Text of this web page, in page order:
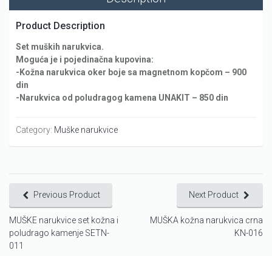
Product Description
Set muških narukvica.
Moguća je i pojedinačna kupovina:
-Kožna narukvica oker boje sa magnetnom kopčom – 900
din
-Narukvica od poludragog kamena UNAKIT – 850 din
Category: Muške narukvice
Previous Product
MUŠKE narukvice set kožna i
poludrago kamenje SETN-
011
Next Product
MUŠKA kožna narukvica crna
KN-016